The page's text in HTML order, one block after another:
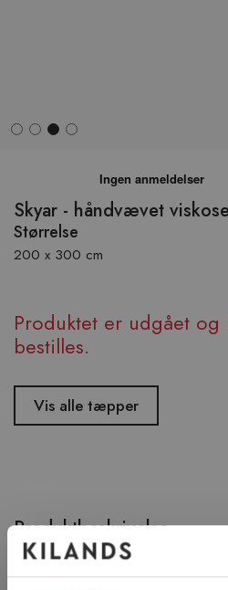
Skyar - håndvævet
Størrelse
200 x 300 cm
Produktet er udgået
bestilles.
Vis alle tæpper
begyndelsen
af
billedgalleriet
Produktbeskrivelse
Skyar er et håndvævet